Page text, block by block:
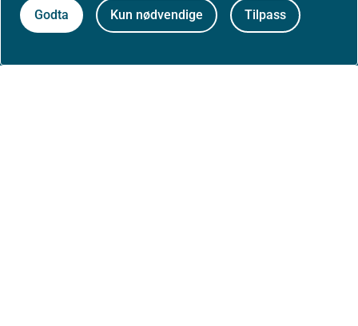
Godta Kun nødvendige Tilpass
Presse